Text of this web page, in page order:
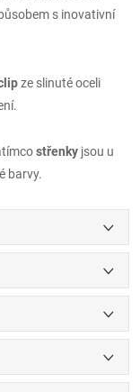
s inovativní
ze slinuté oceli
střenky jsou u
barvy.